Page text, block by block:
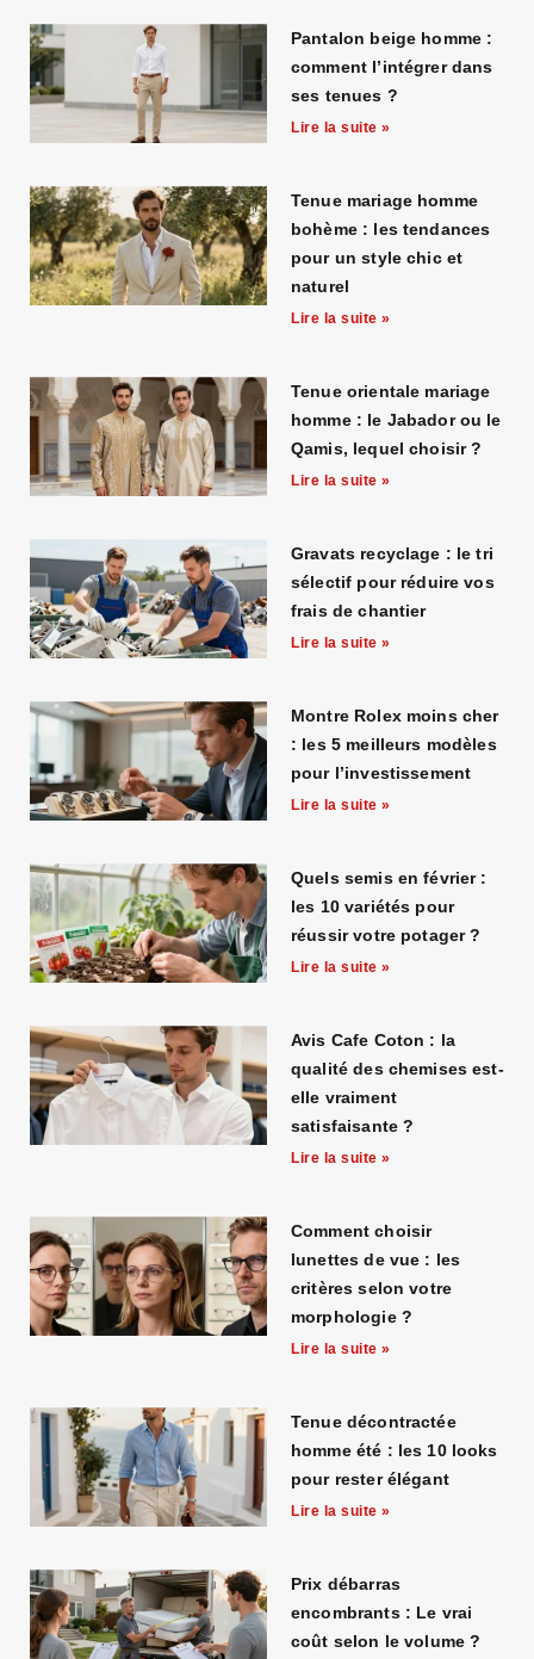
Pantalon beige homme :
comment l’intégrer dans
ses tenues ?
Lire la suite »
Tenue mariage homme
bohème : les tendances
pour un style chic et
naturel
Lire la suite »
Tenue orientale mariage
homme : le Jabador ou le
Qamis, lequel choisir ?
Lire la suite »
Gravats recyclage : le tri
sélectif pour réduire vos
frais de chantier
Lire la suite »
Montre Rolex moins cher
: les 5 meilleurs modèles
pour l’investissement
Lire la suite »
Quels semis en février :
les 10 variétés pour
réussir votre potager ?
Lire la suite »
Avis Cafe Coton : la
qualité des chemises est-
elle vraiment
satisfaisante ?
Lire la suite »
Comment choisir
lunettes de vue : les
critères selon votre
morphologie ?
Lire la suite »
Tenue décontractée
homme été : les 10 looks
pour rester élégant
Lire la suite »
Prix débarras
encombrants : Le vrai
coût selon le volume ?